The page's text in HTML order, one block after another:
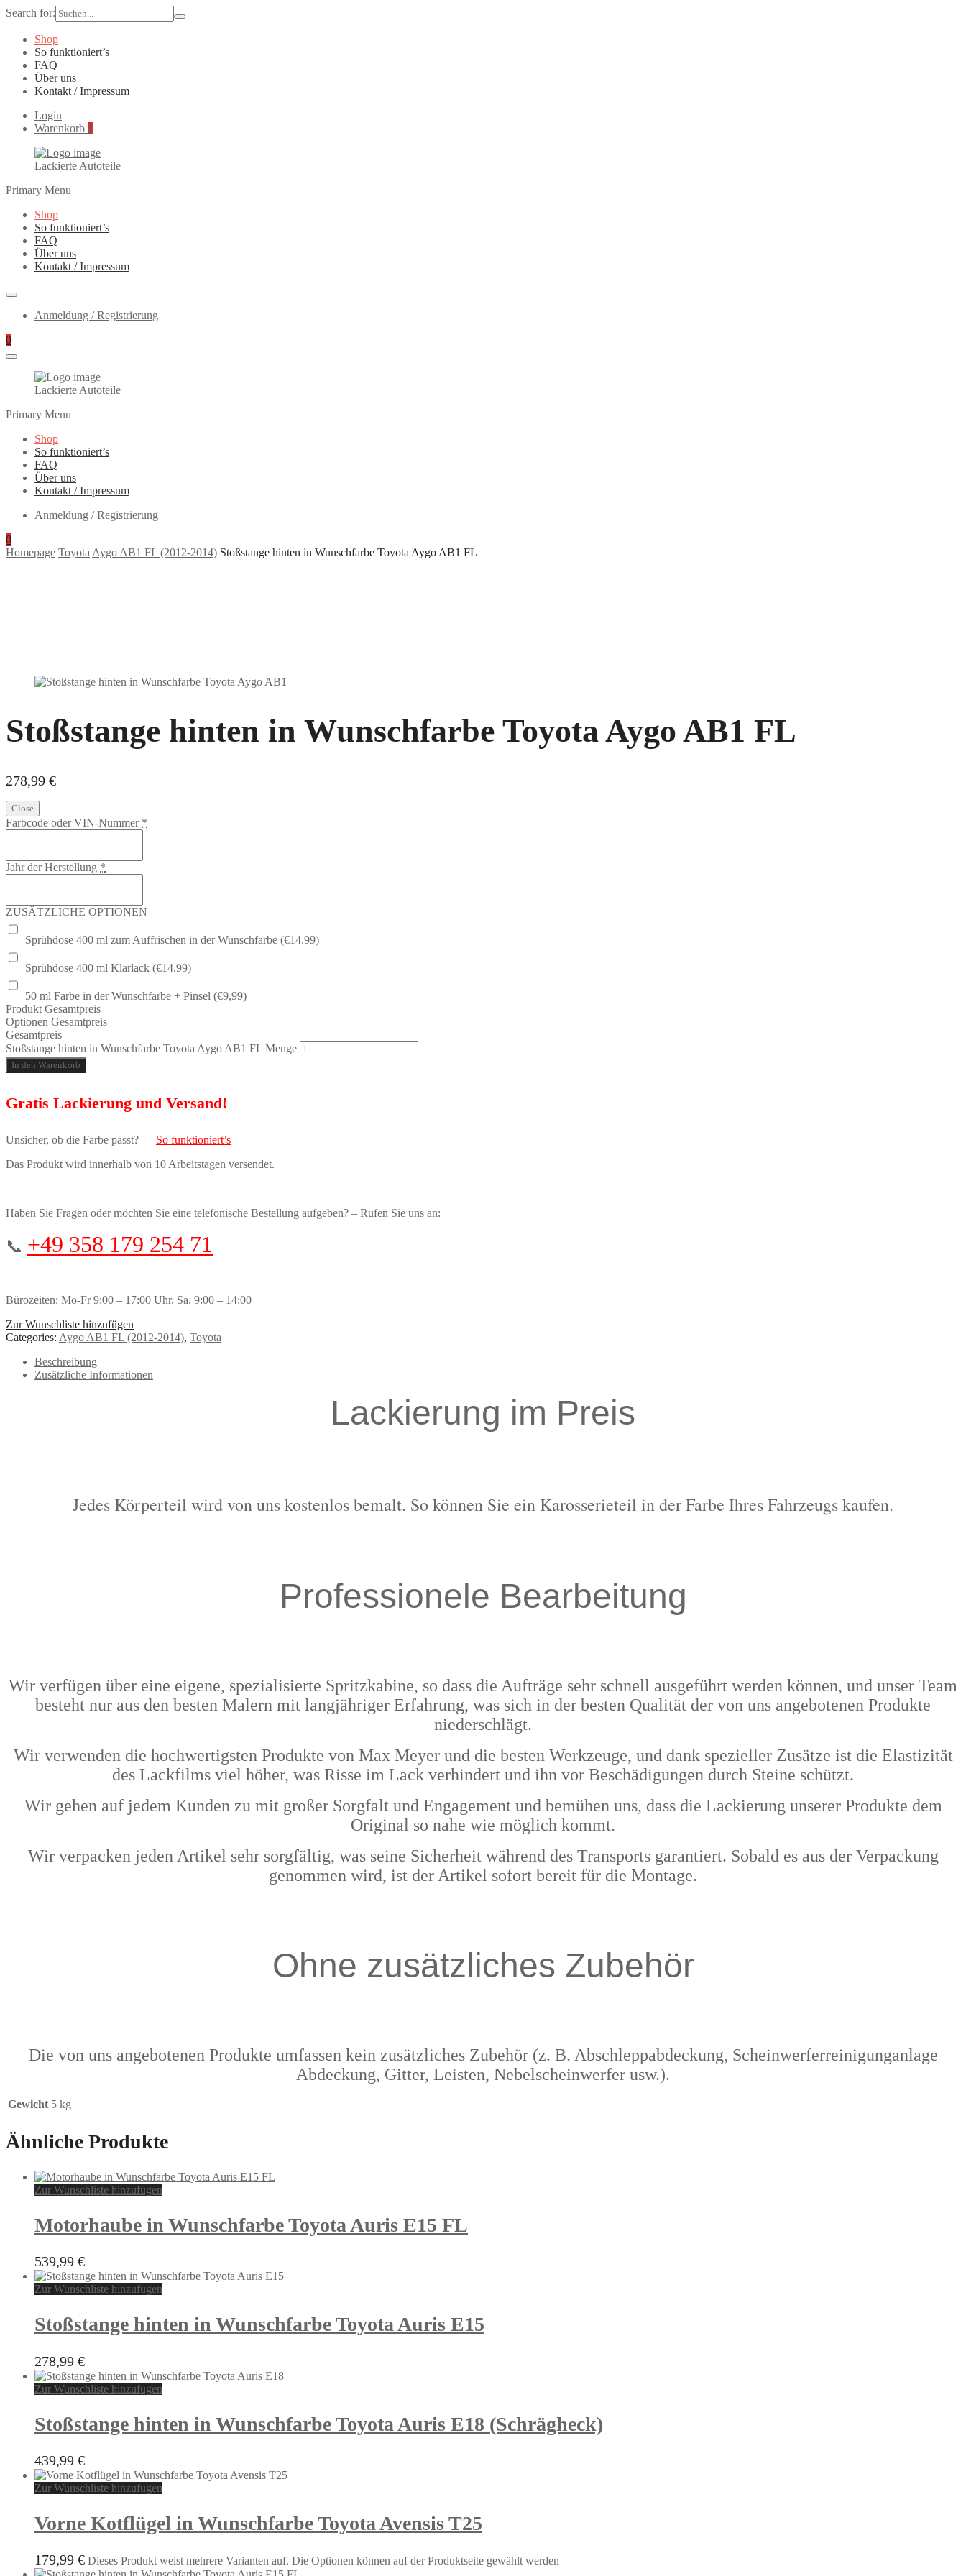
Search for:
Shop
So funktioniert’s
FAQ
Über uns
Kontakt / Impressum
Login
Warenkorb 0
Lackierte Autoteile
Primary Menu
Shop
So funktioniert’s
FAQ
Über uns
Kontakt / Impressum
Anmeldung / Registrierung
0
Lackierte Autoteile
Primary Menu
Shop
So funktioniert’s
FAQ
Über uns
Kontakt / Impressum
Anmeldung / Registrierung
0
Homepage Toyota Aygo AB1 FL (2012-2014) Stoßstange hinten in Wunschfarbe Toyota Aygo AB1 FL
Stoßstange hinten in Wunschfarbe Toyota Aygo AB1 FL
278,99 €
Close
Farbcode oder VIN-Nummer *
Jahr der Herstellung *
ZUSÄTZLICHE OPTIONEN
Sprühdose 400 ml zum Auffrischen in der Wunschfarbe (€14.99)
Sprühdose 400 ml Klarlack (€14.99)
50 ml Farbe in der Wunschfarbe + Pinsel (€9,99)
Produkt Gesamtpreis
Optionen Gesamtpreis
Gesamtpreis
Stoßstange hinten in Wunschfarbe Toyota Aygo AB1 FL Menge
In den Warenkorb
Gratis Lackierung und Versand!
Unsicher, ob die Farbe passt? — So funktioniert’s
Das Produkt wird innerhalb von 10 Arbeitstagen versendet.
Haben Sie Fragen oder möchten Sie eine telefonische Bestellung aufgeben? – Rufen Sie uns an:
📞 +49 358 179 254 71
Bürozeiten: Mo-Fr 9:00 – 17:00 Uhr, Sa. 9:00 – 14:00
Zur Wunschliste hinzufügen
Categories: Aygo AB1 FL (2012-2014), Toyota
Beschreibung
Zusätzliche Informationen
Lackierung im Preis
Jedes Körperteil wird von uns kostenlos bemalt. So können Sie ein Karosserieteil in der Farbe Ihres Fahrzeugs kaufen.
Professionele Bearbeitung
Wir verfügen über eine eigene, spezialisierte Spritzkabine, so dass die Aufträge sehr schnell ausgeführt werden können, und unser Team
besteht nur aus den besten Malern mit langjähriger Erfahrung, was sich in der besten Qualität der von uns angebotenen Produkte
niederschlägt.
Wir verwenden die hochwertigsten Produkte von Max Meyer und die besten Werkzeuge, und dank spezieller Zusätze ist die Elastizität
des Lackfilms viel höher, was Risse im Lack verhindert und ihn vor Beschädigungen durch Steine schützt.
Wir gehen auf jedem Kunden zu mit großer Sorgfalt und Engagement und bemühen uns, dass die Lackierung unserer Produkte dem
Original so nahe wie möglich kommt.
Wir verpacken jeden Artikel sehr sorgfältig, was seine Sicherheit während des Transports garantiert. Sobald es aus der Verpackung
genommen wird, ist der Artikel sofort bereit für die Montage.
Ohne zusätzliches Zubehör
Die von uns angebotenen Produkte umfassen kein zusätzliches Zubehör (z. B. Abschleppabdeckung, Scheinwerferreinigunganlage
Abdeckung, Gitter, Leisten, Nebelscheinwerfer usw.).
Gewicht 5 kg
Ähnliche Produkte
Zur Wunschliste hinzufügen
Motorhaube in Wunschfarbe Toyota Auris E15 FL
539,99 €
Zur Wunschliste hinzufügen
Stoßstange hinten in Wunschfarbe Toyota Auris E15
278,99 €
Zur Wunschliste hinzufügen
Stoßstange hinten in Wunschfarbe Toyota Auris E18 (Schrägheck)
439,99 €
Zur Wunschliste hinzufügen
Vorne Kotflügel in Wunschfarbe Toyota Avensis T25
179,99 € Dieses Produkt weist mehrere Varianten auf. Die Optionen können auf der Produktseite gewählt werden